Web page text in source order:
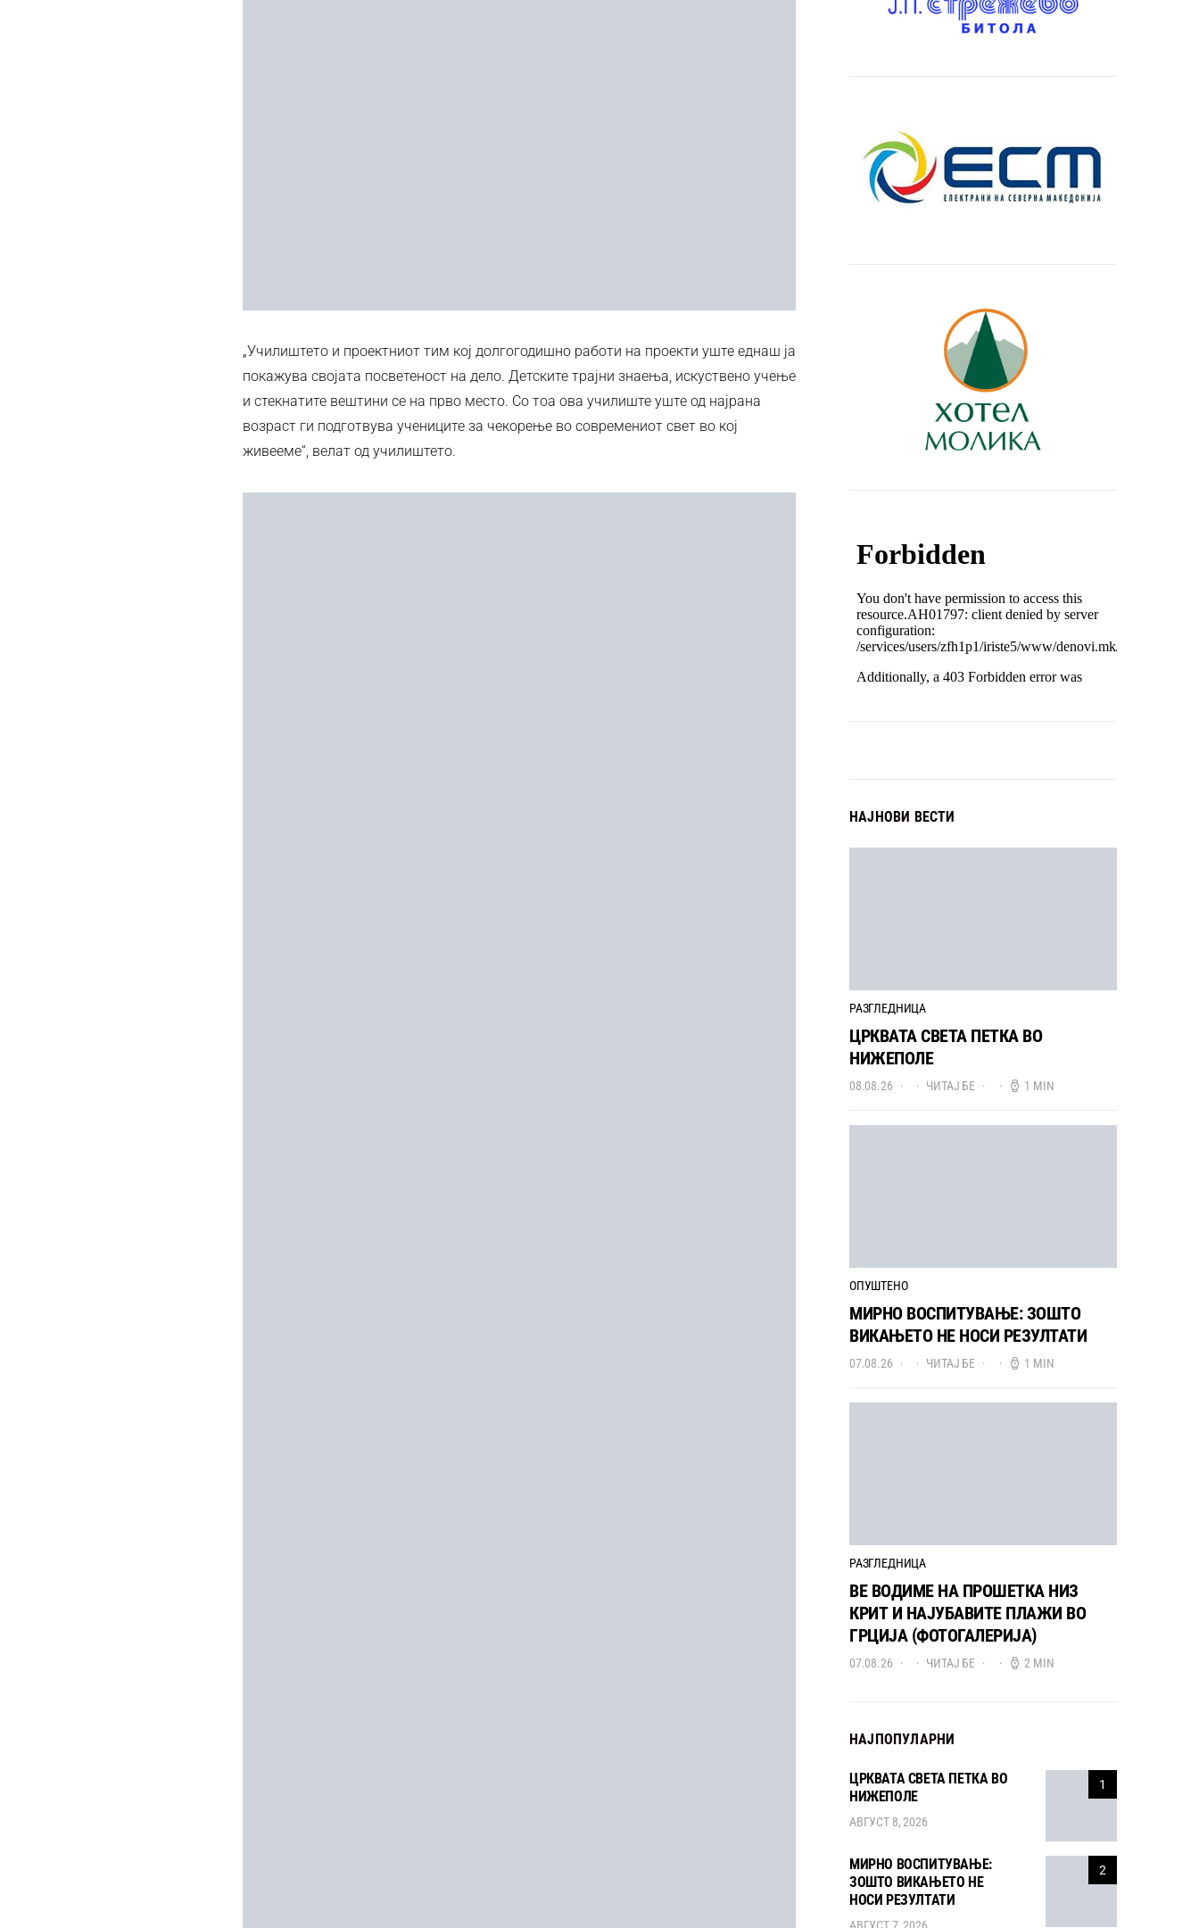
„Училиштето и проектниот тим кој долгогодишно работи на проекти уште еднаш ја
покажува својата посветеност на дело. Детските трајни знаења, искуствено учење
и стекнатите вештини се на прво место. Со тоа ова училиште уште од најрана
возраст ги подготвува учениците за чекорење во современиот свет во кој
живееме“, велат од училиштето.
НАЈНОВИ ВЕСТИ
РАЗГЛЕДНИЦА
ЦРКВАТА СВЕТА ПЕТКА ВО
НИЖЕПОЛЕ
08.08.26 ЧИТАЈ БЕ 1 MIN
ОПУШТЕНО
МИРНО ВОСПИТУВАЊЕ: ЗОШТО
ВИКАЊЕТО НЕ НОСИ РЕЗУЛТАТИ
07.08.26 ЧИТАЈ БЕ 1 MIN
РАЗГЛЕДНИЦА
ВЕ ВОДИМЕ НА ПРОШЕТКА НИЗ
КРИТ И НАЈУБАВИТЕ ПЛАЖИ ВО
ГРЦИЈА (ФОТОГАЛЕРИЈА)
07.08.26 ЧИТАЈ БЕ 2 MIN
НАЈПОПУЛАРНИ
1
ЦРКВАТА СВЕТА ПЕТКА ВО
НИЖЕПОЛЕ
АВГУСТ 8, 2026
2
МИРНО ВОСПИТУВАЊЕ:
ЗОШТО ВИКАЊЕТО НЕ
НОСИ РЕЗУЛТАТИ
АВГУСТ 7, 2026